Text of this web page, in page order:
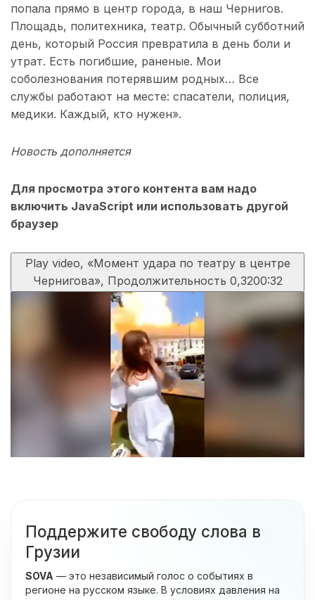
попала прямо в центр города, в наш Чернигов.
Площадь, политехника, театр. Обычный субботний
день, который Россия превратила в день боли и
утрат. Есть погибшие, раненые. Мои
соболезнования потерявшим родных… Все
службы работают на месте: спасатели, полиция,
медики. Каждый, кто нужен».
Новость дополняется
Для просмотра этого контента вам надо
включить JavaScript или использовать другой
браузер
Play video, «Момент удара по театру в центре
Чернигова», Продолжительность 0,3200:32
Поддержите свободу слова в
Грузии
SOVA — это независимый голос о событиях в
регионе на русском языке. В условиях давления на